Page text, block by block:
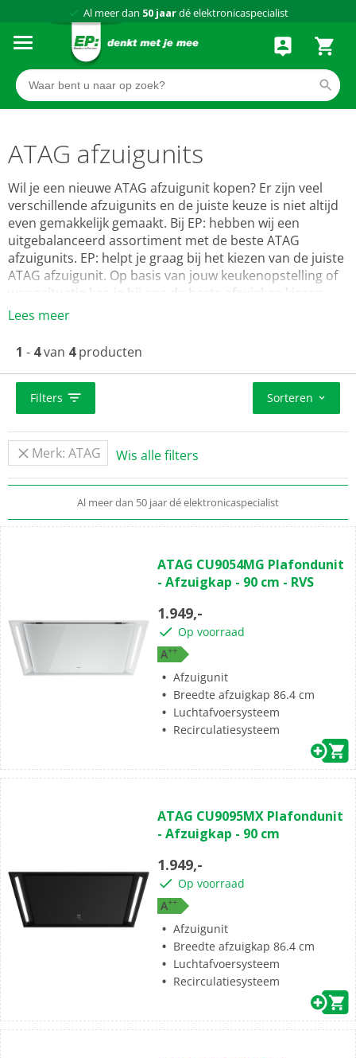
75 winkelsdoor heel Nederland
ATAG afzuigunits
Wil je een nieuwe ATAG afzuigunit kopen? Er zijn veel
verschillende afzuigunits en de juiste keuze is niet altijd
even gemakkelijk gemaakt. Bij EP: hebben wij een
uitgebalanceerd assortiment met de beste ATAG
afzuigunits. EP: helpt je graag bij het kiezen van de juiste
ATAG afzuigunit. Op basis van jouw keukenopstelling of
woonsituatie kan je bij ons de beste afzuigkap kiezen
geschikt voor luchtafvoer of recirculatie met de beste
Onze ATAG afzuigunits zijn te vergelijken op
energieklasse, afzuigsysteem, maximale luchtafvoer,
geluidsniveau en meer.
Lees meer
1 - 4van 4producten
Filters Sorteren
Merk: ATAG Wis alle filters
Standaardgratis thuisbezorgd vanaf 50,-
Al meer dan 50 jaar dé elektronicaspecialist
Complete montageservicevoor 149,-
van
de
sterren.
ATAG CU9054MG Plafondunit
- Afzuigkap - 90 cm - RVS
1.949,-
Op voorraad
A++
Afzuigunit
Breedte afzuigkap 86.4 cm
Luchtafvoersysteem
Recirculatiesysteem
van
de
sterren.
ATAG CU9095MX Plafondunit
- Afzuigkap - 90 cm
1.949,-
Op voorraad
A++
Afzuigunit
Breedte afzuigkap 86.4 cm
Luchtafvoersysteem
Recirculatiesysteem